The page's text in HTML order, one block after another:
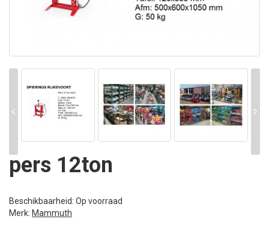
pers 12ton
Beschikbaarheid: Op voorraad
Merk: Mammuth